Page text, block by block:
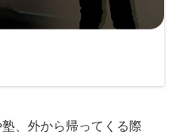
、外から帰ってくる際